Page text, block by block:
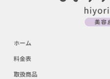
ホーム
料金表
取扱商品